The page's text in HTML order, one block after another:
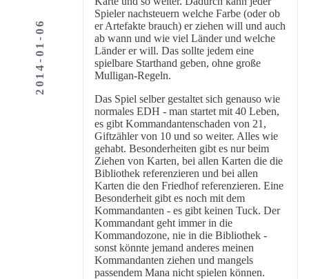
2014-01-06
Spieler nachsteuern welche Farbe (oder ob
er Artefakte brauch) er ziehen will und auch
ab wann und wie viel Länder und welche
Länder er will. Das sollte jedem eine
spielbare Starthand geben, ohne große
Mulligan-Regeln.
Das Spiel selber gestaltet sich genauso wie
normales EDH - man startet mit 40 Leben,
es gibt Kommandantenschaden von 21,
Giftzähler von 10 und so weiter. Alles wie
gehabt. Besonderheiten gibt es nur beim
Ziehen von Karten, bei allen Karten die die
Bibliothek referenzieren und bei allen
Karten die den Friedhof referenzieren. Eine
Besonderheit gibt es noch mit dem
Kommandanten - es gibt keinen Tuck. Der
Kommandant geht immer in die
Kommandozone, nie in die Bibliothek -
sonst könnte jemand anderes meinen
Kommandanten ziehen und mangels
passendem Mana nicht spielen können.